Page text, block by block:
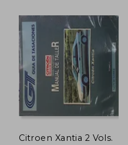
40%
dcto.
$ 140.66
$ 84.40
Citroen Xantia 2 Vols.